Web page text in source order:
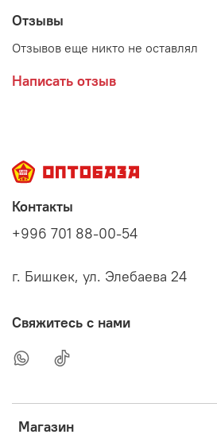
Отзывы
Отзывов еще никто не оставлял
Написать отзыв
Магазин
Контакты
+996 701 88-00-54
г. Бишкек, ул. Элебаева 24
Свяжитесь с нами